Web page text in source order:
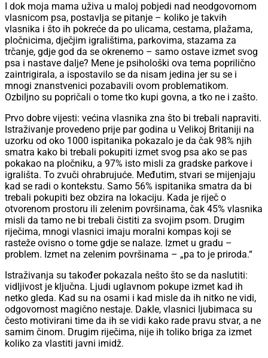
I dok moja mama uživa u maloj pobjedi nad neodgovornom
vlasnicom psa, postavlja se pitanje – koliko je takvih
vlasnika i što ih pokreće da po ulicama, cestama, plažama,
pločnicima, dječjim igralištima, parkovima, stazama za
trčanje, gdje god da se okrenemo – samo ostave izmet svog
psa i nastave dalje? Mene je psihološki ova tema poprilično
zaintrigirala, a ispostavilo se da nisam jedina jer su se i
mnogi znanstvenici pozabavili ovom problematikom.
Ozbiljno su popričali o tome tko kupi govna, a tko ne i zašto.
Prvo dobre vijesti: većina vlasnika zna što bi trebali napraviti.
Istraživanje provedeno prije par godina u Velikoj Britaniji na
uzorku od oko 1000 ispitanika pokazalo je da čak 98% njih
smatra kako bi trebali pokupiti izmet svog psa ako se pas
pokakao na pločniku, a 97% isto misli za gradske parkove i
igrališta. To zvuči ohrabrujuće. Međutim, stvari se mijenjaju
kad se radi o kontekstu. Samo 56% ispitanika smatra da bi
trebali pokupiti bez obzira na lokaciju. Kada je riječ o
otvorenom prostoru ili zelenim površinama, čak 45% vlasnika
misli da tamo ne bi trebali čistiti za svojim psom. Drugim
riječima, mnogi vlasnici imaju moralni kompas koji se
rasteže ovisno o tome gdje se nalaze. Izmet u gradu –
problem. Izmet na zelenim površinama – „pa to je priroda.“
Istraživanja su također pokazala nešto što se da naslutiti:
vidljivost je ključna. Ljudi uglavnom pokupe izmet kad ih
netko gleda. Kad su na osami i kad misle da ih nitko ne vidi,
odgovornost magično nestaje. Dakle, vlasnici ljubimaca su
često motivirani time da ih se vidi kako rade pravu stvar, a ne
samim činom. Drugim riječima, nije ih toliko briga za izmet
koliko za vlastiti javni imidž.